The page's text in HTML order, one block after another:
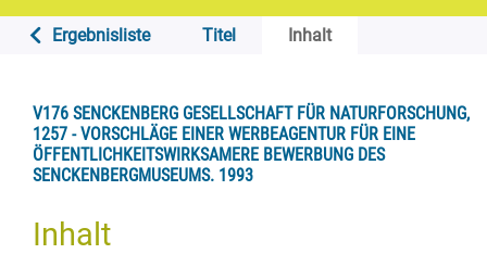
Ergebnisliste Titel Inhalt
V176 SENCKENBERG GESELLSCHAFT FÜR NATURFORSCHUNG,
1257 - VORSCHLÄGE EINER WERBEAGENTUR FÜR EINE
ÖFFENTLICHKEITSWIRKSAMERE BEWERBUNG DES
SENCKENBERGMUSEUMS. 1993
Inhalt